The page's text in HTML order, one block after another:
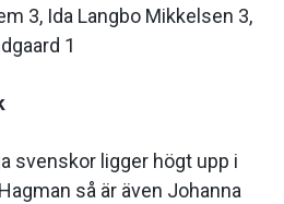
3, Ida Langbo Mikkelsen 3,
1
svenskor ligger högt upp i
så är även Johanna